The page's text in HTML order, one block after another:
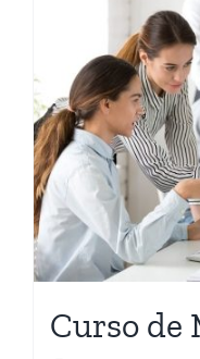
Curso de